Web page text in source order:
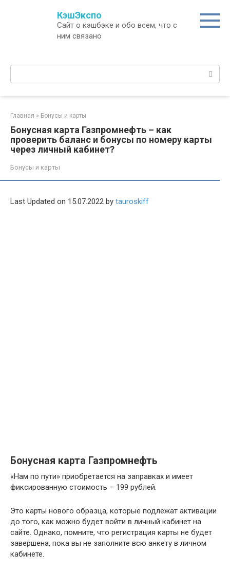
КэшЭкспо
Сайт о кэшбэке и обо всем, что с
ним связано
Поиск:
Главная » Бонусы и карты
Бонусная карта Газпромнефть – как
проверить баланс и бонусы по номеру карты
через личный кабинет?
Бонусы и карты
Last Updated on 15.07.2022 by tauroskiff
Бонусная карта Газпромнефть
«Нам по пути» приобретается на заправках и имеет
фиксированную стоимость – 199 рублей.
Это карты нового образца, которые подлежат активации
до того, как можно будет войти в личный кабинет на
сайте. Однако, помните, что регистрация карты не будет
завершена, пока вы не заполните всю анкету в личном
кабинете.